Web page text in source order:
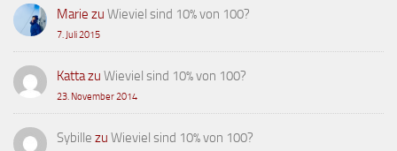
Marie zu Wieviel sind 10% von 100?
7. Juli 2015
Kattazu Wieviel sind 10% von 100?
23. November 2014
Sybille zu Wieviel sind 10% von 100?